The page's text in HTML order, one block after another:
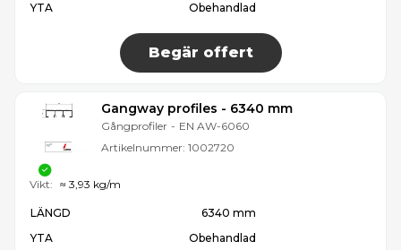
YTA
Obehandlad
Begär offert
Gangway profiles - 6340 mm
Gångprofiler - EN AW-6060
Artikelnummer: 1002720
LÄNGD
6340 mm
YTA
Obehandlad
Vikt: ≈ 3,93 kg/m